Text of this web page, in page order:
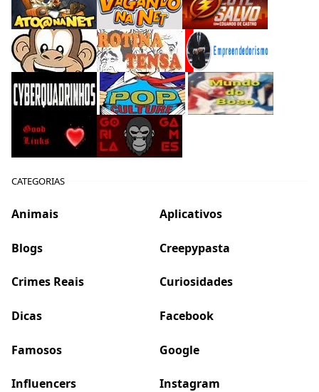
CATEGORIAS
Animais Aplicativos
Blogs Creepypasta
Crimes Reais Curiosidades
Dicas Facebook
Famosos Google
Influencers Instagram